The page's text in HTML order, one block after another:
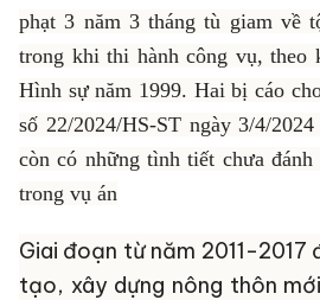
phạt 3 năm 3 tháng tù giam về
trong khi thi hành công vụ, theo
Hình sự năm 1999. Hai bị cáo
số 22/2024/HS-ST ngày 3/4/
còn có những tình tiết chưa
trong vụ án
Giai đoạn từ năm 2011-2017
tạo, xây dựng nông thôn